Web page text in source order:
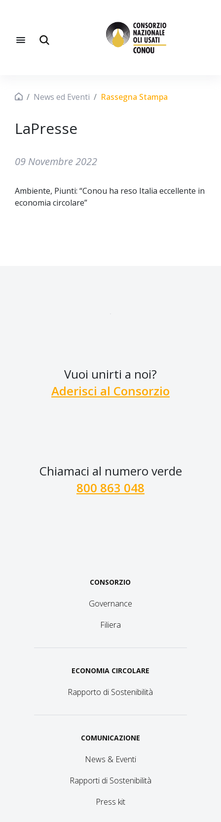
News ed Eventi Rassegna Stampa
LaPresse
09 Novembre 2022
Ambiente, Piunti: “Conou ha reso Italia eccellente in
economia circolare”
Vuoi unirti a noi?
Aderisci al Consorzio
Chiamaci al numero verde
800 863 048
CONSORZIO
Governance
Filiera
ECONOMIA CIRCOLARE
Rapporto di Sostenibilità
COMUNICAZIONE
News & Eventi
Rapporti di Sostenibilità
Press kit